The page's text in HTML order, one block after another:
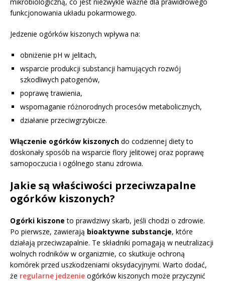
funkcjonowania układu pokarmowego.
Jedzenie ogórków kiszonych wpływa na:
obniżenie pH w jelitach,
wsparcie produkcji substancji hamujących rozwój
szkodliwych patogenów,
poprawę trawienia,
wspomaganie różnorodnych procesów metabolicznych,
działanie przeciwgrzybicze.
Włączenie ogórków kiszonych do codziennej diety to
doskonały sposób na wsparcie flory jelitowej oraz poprawę
samopoczucia i ogólnego stanu zdrowia.
Jakie są właściwości przeciwzapalne
ogórków kiszonych?
Ogórki kiszone to prawdziwy skarb, jeśli chodzi o zdrowie.
Po pierwsze, zawierają bioaktywne substancje, które
działają przeciwzapalnie. Te składniki pomagają w neutralizacji
wolnych rodników w organizmie, co skutkuje ochroną
komórek przed uszkodzeniami oksydacyjnymi. Warto dodać,
że regularne jedzenie ogórków kiszonych może przyczynić